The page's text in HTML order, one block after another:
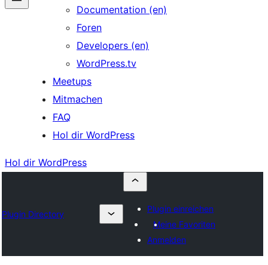
Documentation (en)
Foren
Developers (en)
WordPress.tv
Meetups
Mitmachen
FAQ
Hol dir WordPress
Hol dir WordPress
Plugin Directory
Plugin einreichen
Meine Favoriten
Anmelden